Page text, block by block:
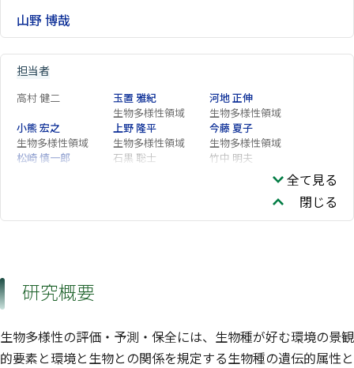
山野 博哉
担当者
高村 健二
玉置 雅紀
生物多様性領域
河地 正伸
生物多様性領域
小熊 宏之
生物多様性領域
上野 隆平
生物多様性領域
今藤 夏子
生物多様性領域
松崎 慎一郎
石黒 聡士
竹中 明夫
全て見る
閉じる
研究概要
生物多様性の評価・予測・保全には、生物種が好む環境の景観
的要素と環境と生物との関係を規定する生物種の遺伝的属性と